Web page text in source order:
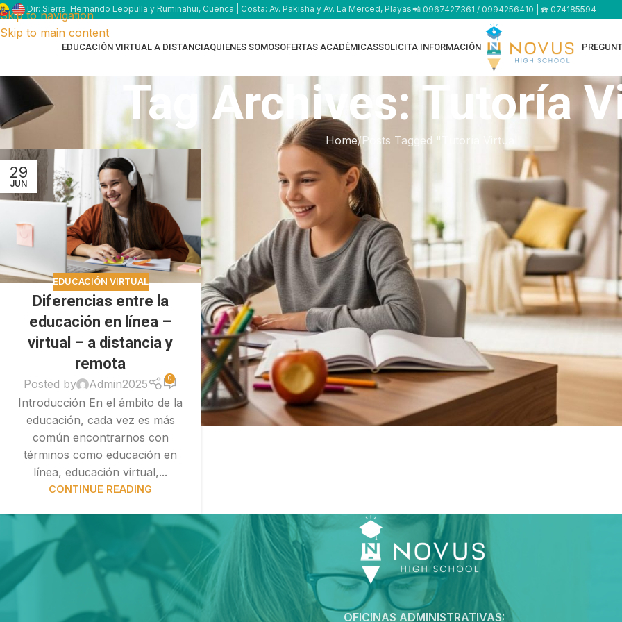
Skip to navigation
Skip to main content
Dir: Sierra: Hernando Leopulla y Rumiñahui, Cuenca | Costa: Av. Pakisha y Av. La Merced, Playas📲 0967427361 / 0994256410 | ☎️ 074185594
EDUCACIÓN VIRTUAL A DISTANCIAQUIENES SOMOSOFERTAS ACADÉMICASSOLICITA INFORMACIÓN
Tag Archives: Tutoría
Home Posts Tagged "Tutoría Virtual"
29
JUN
EDUCACIÓN VIRTUAL
Diferencias entre la
educación en línea –
virtual – a distancia y
remota
Posted by Admin2025 0
Introducción En el ámbito de la
educación, cada vez es más
común encontrarnos con
términos como educación en
línea, educación virtual,...
CONTINUE READING
OFICINAS ADMINISTRATIVAS: